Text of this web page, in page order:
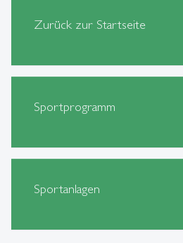
Zurück zur Startseite
Sportprogramm
Sportanlagen